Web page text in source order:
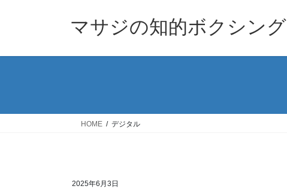
マサジの知的ボクシング
HOME デジタル
2025年6月3日